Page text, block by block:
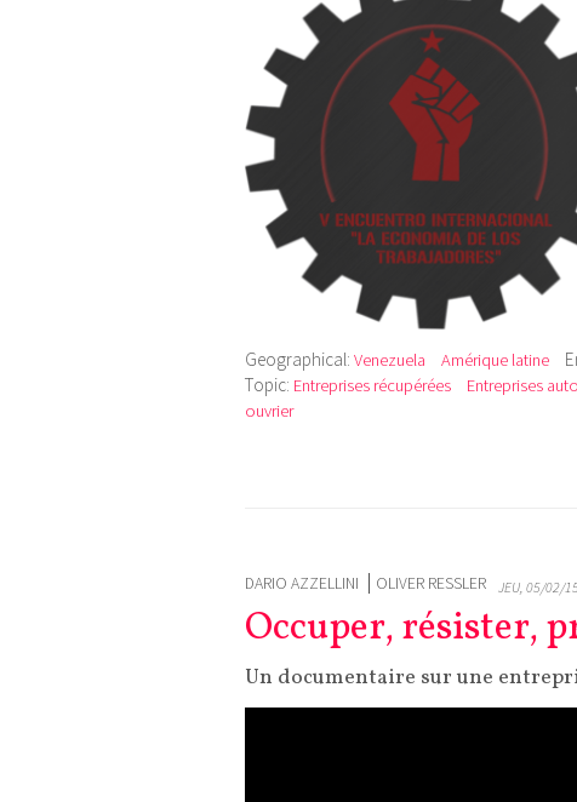
Geographical: Venezuela Amérique latine
Topic: Entreprises récupérées Entreprises
ouvrier
DARIO AZZELLINI OLIVER RESSLER JEU, 05/02/
Occuper, résister,
Un documentaire sur une